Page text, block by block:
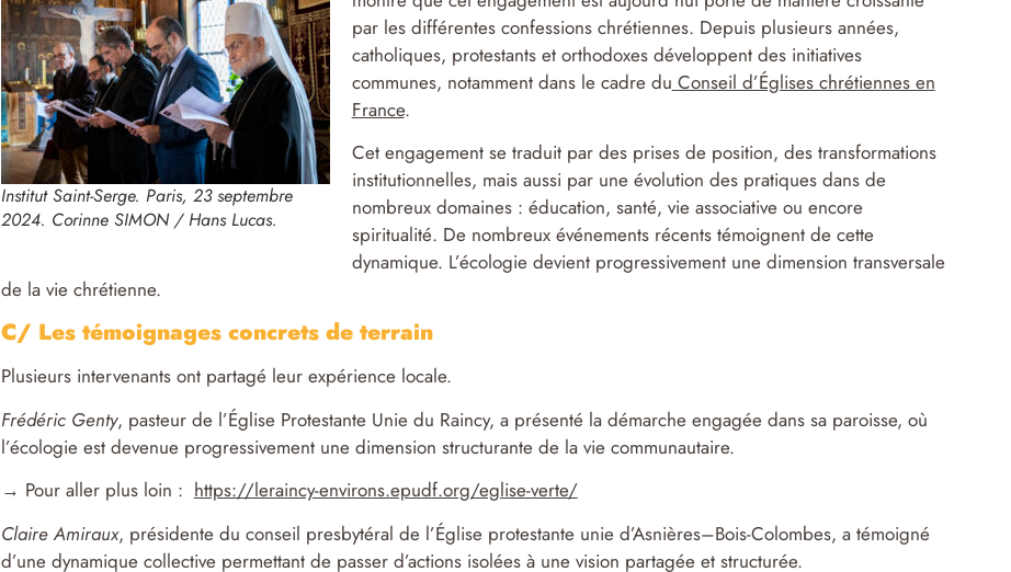
Institut Saint-Serge. Paris, 23 septembre
2024. Corinne SIMON / Hans Lucas.
par les différentes confessions chrétiennes. Depuis plusieurs années,
catholiques, protestants et orthodoxes développent des initiatives
communes, notamment dans le cadre du Conseil d’Églises chrétiennes en
France.
Cet engagement se traduit par des prises de position, des transformations
institutionnelles, mais aussi par une évolution des pratiques dans de
nombreux domaines : éducation, santé, vie associative ou encore
spiritualité. De nombreux événements récents témoignent de cette
dynamique. L’écologie devient progressivement une dimension transversale
de la vie chrétienne.
C/ Les témoignages concrets de terrain
Plusieurs intervenants ont partagé leur expérience locale.
Frédéric Genty, pasteur de l’Église Protestante Unie du Raincy, a présenté la démarche engagée dans sa paroisse, où
l’écologie est devenue progressivement une dimension structurante de la vie communautaire.
→ Pour aller plus loin : https://leraincy-environs.epudf.org/eglise-verte/
Claire Amiraux, présidente du conseil presbytéral de l’Église protestante unie d’Asnières–Bois-Colombes, a témoigné
d’une dynamique collective permettant de passer d’actions isolées à une vision partagée et structurée.